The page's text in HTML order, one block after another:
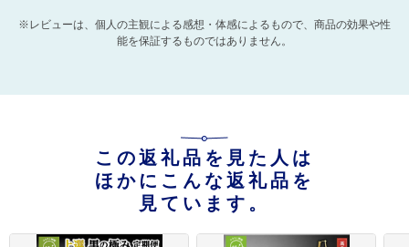
※レビューは、個人の主観による感想・体感によるもので、商品の効果や性
能を保証するものではありません。
この返礼品を見た人は
ほかにこんな返礼品を
見ています。